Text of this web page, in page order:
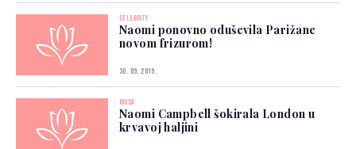
CELEBRITY
Naomi ponovno oduševila Parižane
novom frizurom!
30. 09. 2019.
MODA
Naomi Campbell šokirala London u
krvavoj haljini